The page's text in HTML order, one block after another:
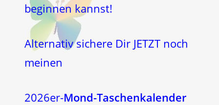
beginnen kannst!
Alternativ sichere Dir JETZT noch
meinen
2026er-Mond-Taschenkalender